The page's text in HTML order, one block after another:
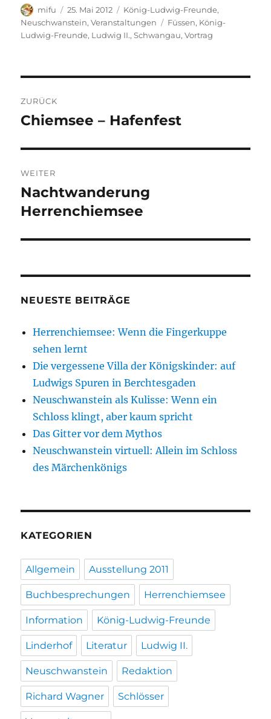
Autor
mifu
Veröffentlicht
am
25. Mai 2012 Kategorien
König-Ludwig-Freunde,
Neuschwanstein,Veranstaltungen Schlagwörter
Füssen, König-
Ludwig-Freunde, Ludwig II.,Schwangau,Vortrag
ZURÜCK
Vorheriger
Chiemsee – Hafenfest
WEITER
Nächster
Beitrag:
Nachtwanderung
Herrenchiemsee
NEUESTE BEITRÄGE
Herrenchiemsee: Wenn die Fingerkuppe
sehen lernt
Die vergessene Villa der Königskinder: auf
Ludwigs Spuren in Berchtesgaden
Neuschwanstein als Kulisse: Wenn ein
Schloss klingt, aber kaum spricht
Das Gitter vor dem Mythos
Neuschwanstein virtuell: Allein im Schloss
des Märchenkönigs
KATEGORIEN
Allgemein Ausstellung 2011
Buchbesprechungen Herrenchiemsee
Information König-Ludwig-Freunde
Linderhof Literatur Ludwig II.
Neuschwanstein Redaktion
Richard Wagner Schlösser